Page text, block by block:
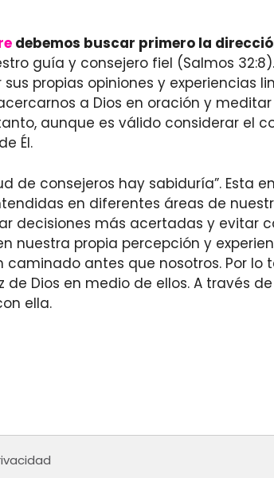
debemos buscar primero la
guía y consejero fiel (Salmos
propias opiniones y experiencias
a Dios en oración y meditar
aunque es válido considerar el
Él.
de consejeros hay sabiduría”. Esta
en diferentes áreas de
decisiones más acertadas y evitar
nuestra propia percepción y
antes que nosotros. Por lo
Dios en medio de ellos. A través
ella.